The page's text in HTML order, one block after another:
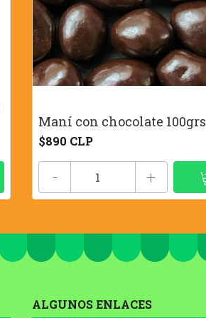
Maní con chocolate 100grs
$890 CLP
- +
ALGUNOS ENLACES